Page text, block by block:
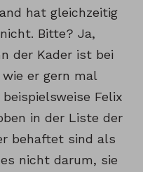
hat gleichzeitig
Bitte? Ja,
der Kader ist bei
er gern mal
Felix
in der Liste der
behaftet sind als
nicht darum, sie